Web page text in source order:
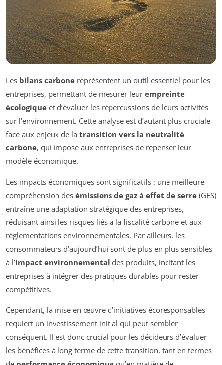
Les bilans carbone représentent un outil essentiel pour les
entreprises, permettant de mesurer leur empreinte
écologique et d’évaluer les répercussions de leurs activités
sur l’environnement. Cette analyse est d’autant plus cruciale
face aux enjeux de la transition vers la neutralité
carbone, qui impose aux entreprises de repenser leur
modèle économique.
Les impacts économiques sont significatifs : une meilleure
compréhension des émissions de gaz à effet de serre (GES)
entraîne une adaptation stratégique des entreprises,
réduisant ainsi les risques liés à la fiscalité carbone et aux
réglementations environnementales. Par ailleurs, les
consommateurs d’aujourd’hui sont de plus en plus sensibles
à l’impact environnemental des produits, incitant les
entreprises à intégrer des pratiques durables pour rester
compétitives.
Cependant, la mise en œuvre d’initiatives écoresponsables
requiert un investissement initial qui peut sembler
conséquent. Il est donc crucial pour les décideurs d’évaluer
les bénéfices à long terme de cette transition, tant en termes